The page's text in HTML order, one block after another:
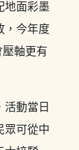
地面彩墨
，今年度
軸更有
動當日
眾可從中